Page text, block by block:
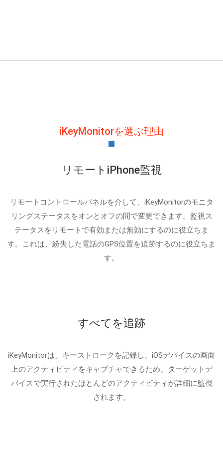
iKeyMonitorを選ぶ理由
リモートiPhone監視
リモートコントロールパネルを介して、iKeyMonitorのモニタ
リングステータスをオンとオフの間で変更できます。監視ス
テータスをリモートで有効または無効にするのに役立ちま
す。これは、紛失した電話のGPS位置を追跡するのに役立ちま
す。
すべてを追跡
iKeyMonitorは、キーストロークを記録し、iOSデバイスの画面
上のアクティビティをキャプチャできるため、ターゲットデ
バイスで実行されたほとんどのアクティビティが詳細に監視
されます。